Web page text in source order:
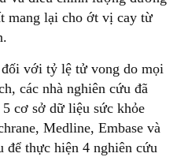
mang lại cho ớt vị cay từ
với tỷ lệ tử vong do mọi
các nhà nghiên cứu đã
cơ sở dữ liệu sức khỏe
Medline, Embase và
để thực hiện 4 nghiên cứu